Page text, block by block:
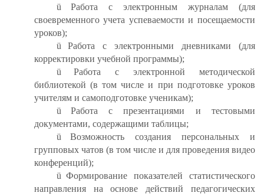
ü
Работа с электронным журналам (для
своевременного учета успеваемости и посещаемости
уроков);
ü
Работа с электронными дневниками (для
корректировки учебной программы);
ü
Работа с электронной методической
библиотекой (в том числе и при подготовке уроков
учителям и самоподготовке ученикам);
ü
Работа с презентациями и тестовыми
документами, содержащими таблицы;
ü
Возможность создания персональных и
групповых чатов (в том числе и для проведения видео
конференций);
ü Формирование показателей статистического
направления на основе действий педагогических